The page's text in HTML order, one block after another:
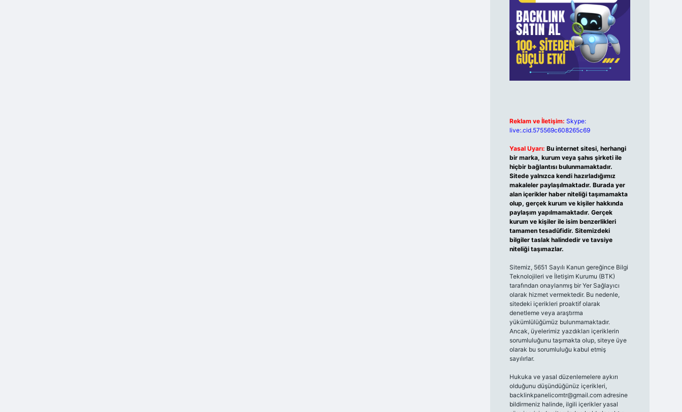
Reklam ve İletişim: Skype:
live:.cid.575569c608265c69
Yasal Uyarı: Bu internet sitesi, herhangi
bir marka, kurum veya şahıs şirketi ile
hiçbir bağlantısı bulunmamaktadır.
Sitede yalnızca kendi hazırladığımız
makaleler paylaşılmaktadır. Burada yer
alan içerikler haber niteliği taşımamakta
olup, gerçek kurum ve kişiler hakkında
paylaşım yapılmamaktadır. Gerçek
kurum ve kişiler ile isim benzerlikleri
tamamen tesadüfidir. Sitemizdeki
bilgiler taslak halindedir ve tavsiye
niteliği taşımazlar.
Sitemiz, 5651 Sayılı Kanun gereğince Bilgi
Teknolojileri ve İletişim Kurumu (BTK)
tarafından onaylanmış bir Yer Sağlayıcı
olarak hizmet vermektedir. Bu nedenle,
sitedeki içerikleri proaktif olarak
denetleme veya araştırma
yükümlülüğümüz bulunmamaktadır.
Ancak, üyelerimiz yazdıkları içeriklerin
sorumluluğunu taşımakta olup, siteye üye
olarak bu sorumluluğu kabul etmiş
sayılırlar.
Hukuka ve yasal düzenlemelere aykırı
olduğunu düşündüğünüz içerikleri,
backlinkpanelicomtr@gmail.comadresine
bildirmeniz halinde, ilgili içerikler yasal